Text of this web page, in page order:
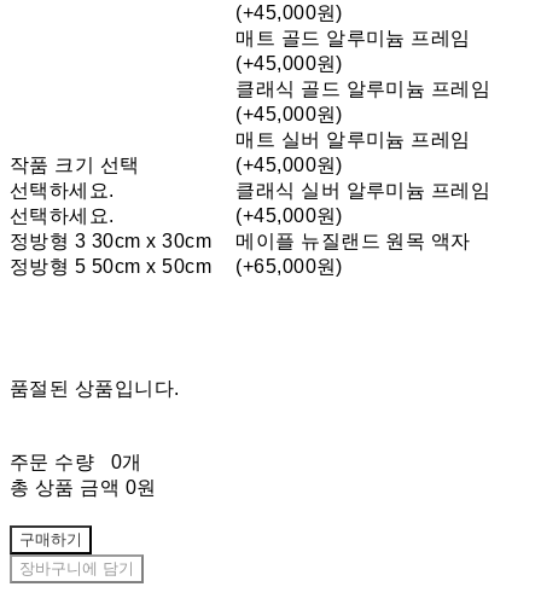
작품 크기 선택
선택하세요.
선택하세요.
정방형 3 30cm x 30cm
정방형 5 50cm x 50cm
(+45,000원)
매트 골드 알루미늄 프레임
(+45,000원)
클래식 골드 알루미늄 프레임
(+45,000원)
매트 실버 알루미늄 프레임
(+45,000원)
클래식 실버 알루미늄 프레임
(+45,000원)
메이플 뉴질랜드 원목 액자
(+65,000원)
품절된 상품입니다.
주문 수량
0개
총 상품 금액 0원
구매하기
장바구니에 담기